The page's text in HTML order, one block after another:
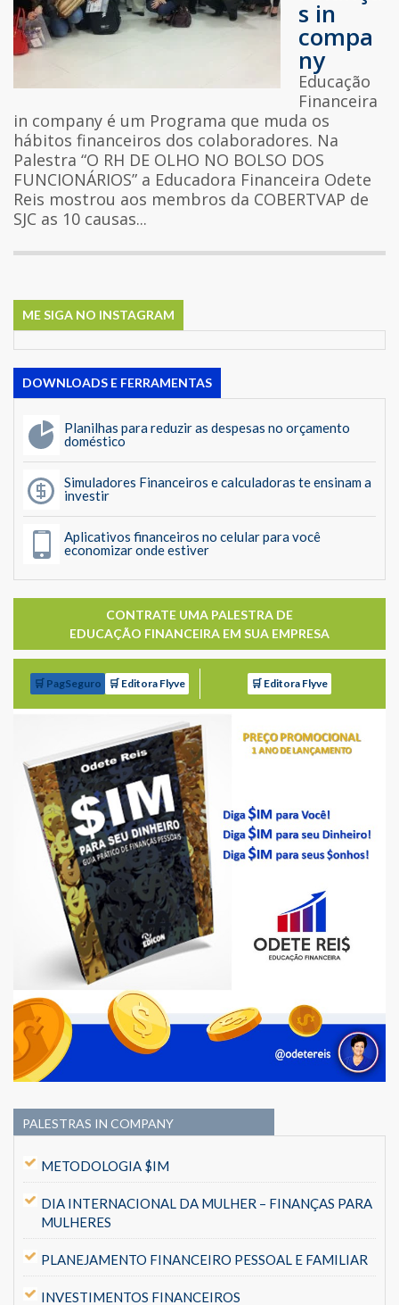
s in
compa
ny
Educação
Financeira
in company é um Programa que muda os
hábitos financeiros dos colaboradores. Na
Palestra “O RH DE OLHO NO BOLSO DOS
FUNCIONÁRIOS” a Educadora Financeira Odete
Reis mostrou aos membros da COBERTVAP de
SJC as 10 causas...
ME SIGA NO INSTAGRAM
DOWNLOADS E FERRAMENTAS
Planilhas para reduzir as despesas no orçamento
doméstico
Simuladores Financeiros e calculadoras te ensinam a
investir
Aplicativos financeiros no celular para você
economizar onde estiver
CONTRATE UMA PALESTRA DE
EDUCAÇÃO FINANCEIRA EM SUA EMPRESA
🛒 PagSeguro 🛒 Editora Flyve 🛒 Editora Flyve
PALESTRAS IN COMPANY
METODOLOGIA $IM
DIA INTERNACIONAL DA MULHER – FINANÇAS PARA
MULHERES
PLANEJAMENTO FINANCEIRO PESSOAL E FAMILIAR
INVESTIMENTOS FINANCEIROS